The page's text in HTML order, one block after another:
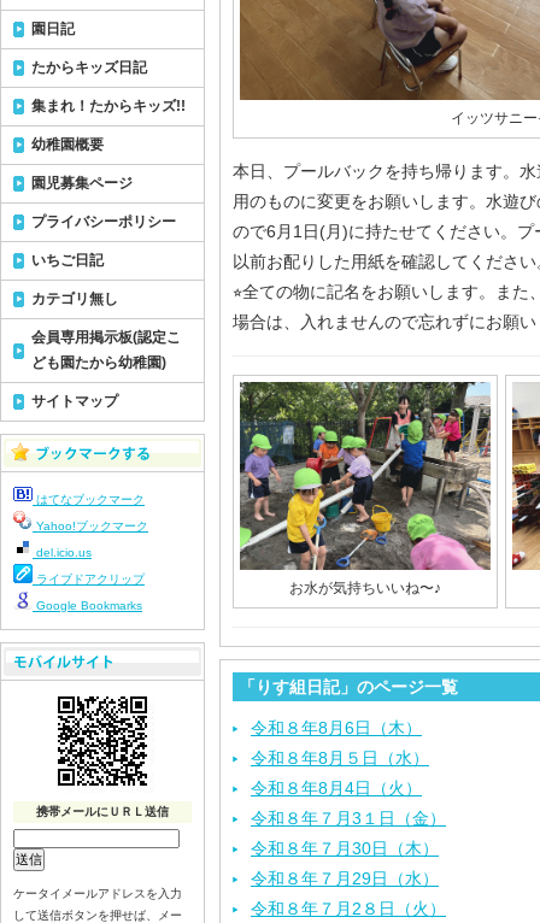
イッツサニ
本日、プールバックを持ち帰ります。
用のものに変更をお願いします。水遊
ので6月1日(月)に持たせてください。
以前お配りした用紙を確認してください
⭐︎全ての物に記名をお願いします。ま
場合は、入れませんので忘れずにお願
お水が気持ちいいね〜♪
「りす組日記」のページ一覧
令和８年8月6日（木）
令和８年8月５日（水）
令和８年8月4日（火）
令和８年７月3１日（金）
令和８年７月30日（木）
令和８年７月29日（水）
令和８年７月2８日（火）
園日記
たからキッズ日記
集まれ！たからキッズ!!
幼稚園概要
園児募集ページ
プライバシーポリシー
いちご日記
カテゴリ無し
会員専用掲示板(認定こ
ども園たから幼稚園)
サイトマップ
はてなブックマーク
Yahoo!ブックマーク
del.icio.us
ライブドアクリップ
Google Bookmarks
携帯メールにＵＲＬ送信
ケータイメールアドレスを入力
して送信ボタンを押せば、メー